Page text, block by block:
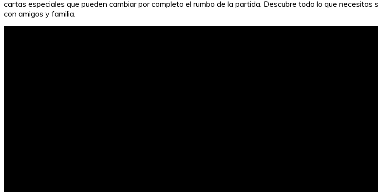
cartas especiales que pueden cambiar por completo el rumbo de la partida. Descubre todo lo que
con amigos y familia.